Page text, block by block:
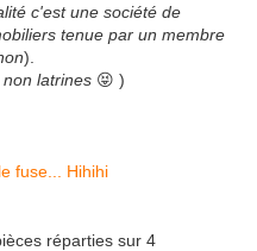
c'est une société de
tenue par un membre
).
latrines 😝 )
réparties sur 4